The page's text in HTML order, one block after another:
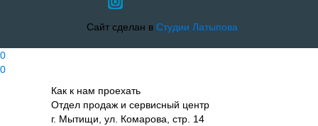
Сайт сделан в Студии Латыпова
0
0
Как к нам проехать
Отдел продаж и сервисный центр
г. Мытищи, ул. Комарова, стр. 14